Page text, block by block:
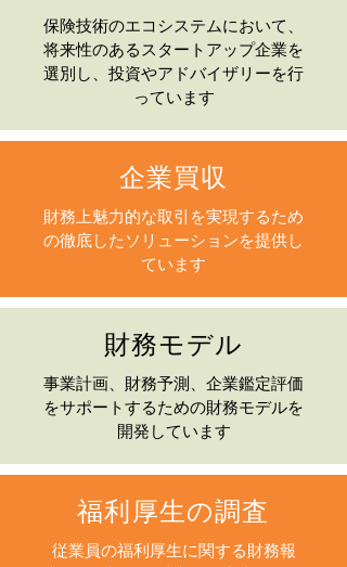
保険技術のエコシステムにおいて、
将来性のあるスタートアップ企業を
選別し、投資やアドバイザリーを行
っています
企業買収
財務上魅力的な取引を実現するため
の徹底したソリューションを提供し
ています
財務モデル
事業計画、財務予測、企業鑑定評価
をサポートするための財務モデルを
開発しています
福利厚生の調査
従業員の福利厚生に関する財務報